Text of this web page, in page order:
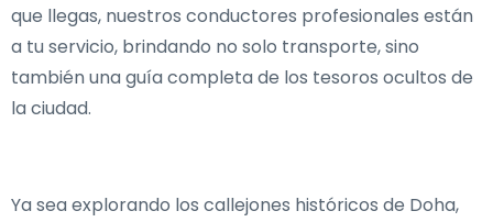
que llegas, nuestros conductores profesionales están
a tu servicio, brindando no solo transporte, sino
también una guía completa de los tesoros ocultos de
la ciudad.
Ya sea explorando los callejones históricos de Doha,